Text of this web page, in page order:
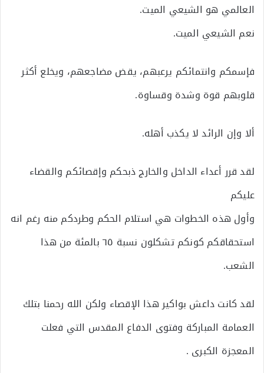
العالمي هو الشيعي الميت.
نعم الشيعي الميت.
فإسمكم وانتمائكم يرعبهم، يقض مضاجعهم، ويخلع أكثر
قلوبهم قوة وشدة وقساوة.
ألا وإن الرائد لا يكذب أهله.
لقد قرر أعداء الداخل والخارج ذبحكم وإقصائكم والقضاء
عليكم
وأول هذه الخطوات هي استلام الحكم وطردكم منه رغم انه
استحقاقكم كونكم تشكلون نسبة ٦٥ بالمئة من هذا
الشعب.
لقد كانت داعش بواكير هذا الإقصاء ولكن الله رحمنا بتلك
العمامة المباركة وفتوى الدفاع المقدس التي فعلت
المعجزة الكبرى .